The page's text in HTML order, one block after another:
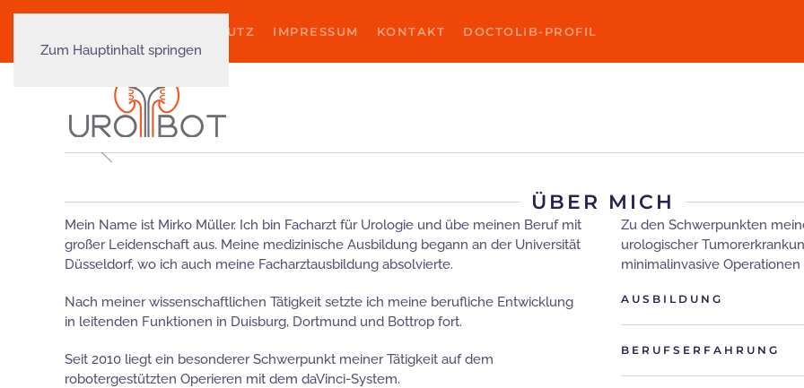
Zum Hauptinhalt springen
DATENSCHUTZ IMPRESSUM KONTAKT DOCTOLIB-PROFIL
ÜBER MICH
Mein Name ist Mirko Müller. Ich bin Facharzt für Urologie und übe meinen Beruf mit
großer Leidenschaft aus. Meine medizinische Ausbildung begann an der Universität
Düsseldorf, wo ich auch meine Facharztausbildung absolvierte.
Nach meiner wissenschaftlichen Tätigkeit setzte ich meine berufliche Entwicklung
in leitenden Funktionen in Duisburg, Dortmund und Bottrop fort.
Seit 2010 liegt ein besonderer Schwerpunkt meiner Tätigkeit auf dem
robotergestützten Operieren mit dem daVinci-System.
Zu den Schwerpunkten
urologischer
minimalinvasive
AUSBILDUNG
BERUFSERFAHRUNG